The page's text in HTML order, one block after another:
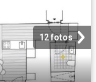
12 fotos